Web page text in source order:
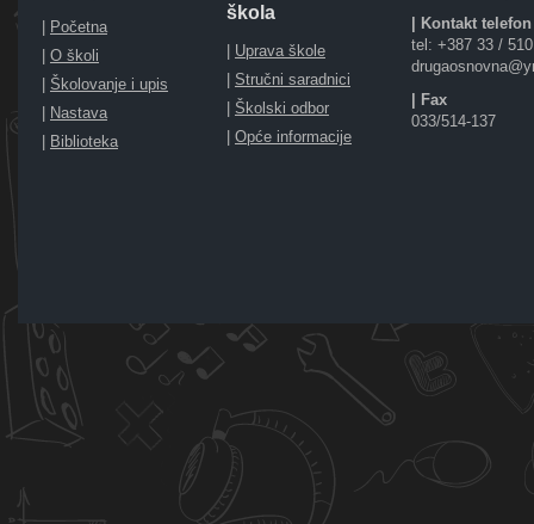
| Početna
| O školi
| Školovanje i upis
| Nastava
| Biblioteka
škola
| Uprava škole
| Stručni saradnici
| Školski odbor
| Opće informacije
| Kontakt telefon
tel: +387 33 /
| Fax
033/514-137